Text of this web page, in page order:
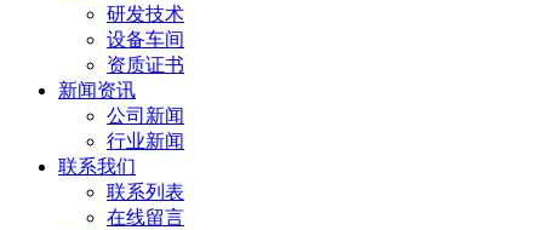
研发技术
设备车间
资质证书
新闻资讯
公司新闻
行业新闻
联系我们
联系列表
在线留言